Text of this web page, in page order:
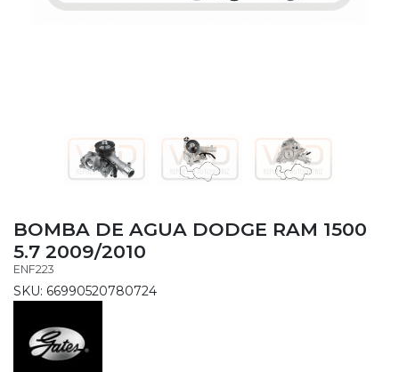
BOMBA DE AGUA DODGE RAM 1500
5.7 2009/2010
ENF223
SKU: 66990520780724